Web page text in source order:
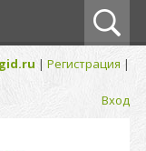
| Регистрация |
Вход